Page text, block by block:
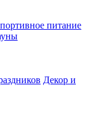
питание
Декор и